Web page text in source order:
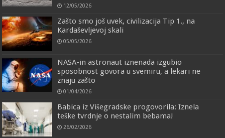
12/05/2026
Zašto smo još uvek, civilizacija Tip 1., na
Kardaševljevoj skali
05/05/2026
NASA-in astronaut iznenada izgubio
sposobnost govora u svemiru, a lekari ne
znaju zašto
01/04/2026
Babica iz Višegradske progovorila: Iznela
teške tvrdnje o nestalim bebama!
26/02/2026